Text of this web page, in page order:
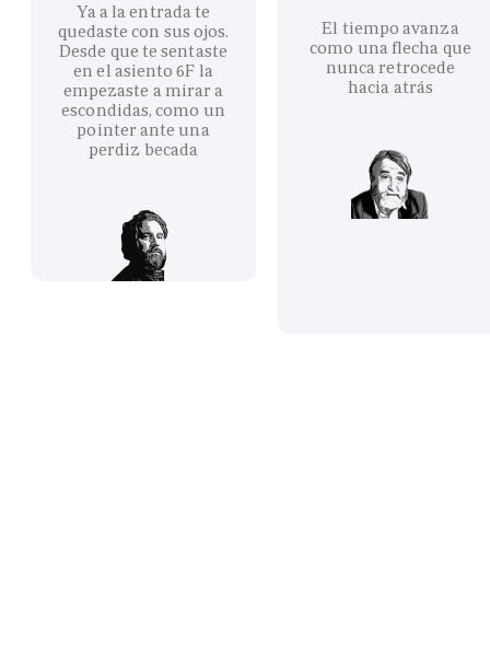
Ya a la entrada te
quedaste con sus ojos.
Desde que te sentaste
en el asiento 6F la
empezaste a mirar a
escondidas, como un
pointer ante una
perdiz becada
El tiempo avanza
como una flecha que
nunca retrocede
hacia atrás